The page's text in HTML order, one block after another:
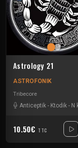
Astrology 21
ASTROFONIK
Tribecore
Anticeptik - Ktodik - N
10.50€ TTC